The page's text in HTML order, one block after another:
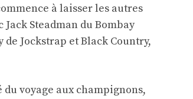
à laisser les autres
Steadman du Bombay
Jockstrap et Black Country,
du voyage aux champignons,